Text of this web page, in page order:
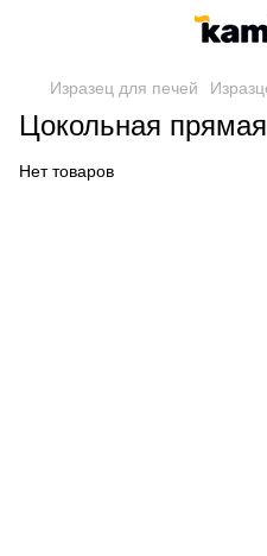
Изразец для печей
Цокольная прямая
Нет товаров